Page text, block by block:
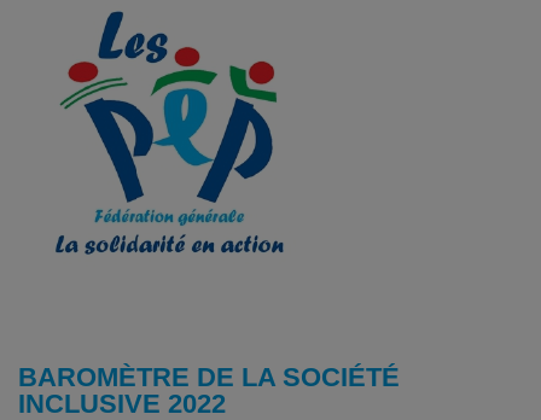
BAROMÈTRE DE LA SOCIÉTÉ
INCLUSIVE 2022